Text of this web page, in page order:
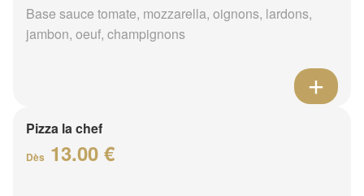
Base sauce tomate, mozzarella, oignons, lardons,
jambon, oeuf, champignons
Pizza la chef
Dès 13.00 €